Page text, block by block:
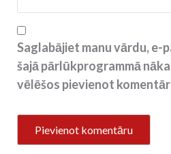
Saglabājiet manu vārdu, e-
šajā pārlūkprogrammā
vēlēšos pievienot